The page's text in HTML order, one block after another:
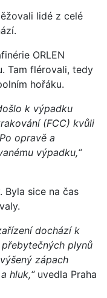
lidé z celé
ORLEN
Tam flérovali, tedy
hořáku.
k výpadku
(FCC) kvůli
opravě a
výpadku,“
sice na čas
dochází k
plynů
zápach
hluk,“uvedla Praha